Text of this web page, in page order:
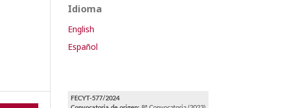
Idioma
English
Español